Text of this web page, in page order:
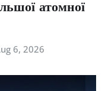
атомної
6, 2026